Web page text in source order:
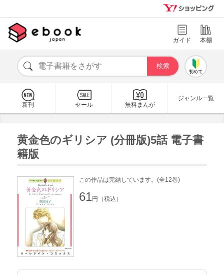
ガイド 本棚
初めて
新刊 セール 無料まんが
ジャンル一覧
黄金色のギリシア (分冊版)5話 電子書
籍版
この作品は完結しています。(全12巻)
61円（税込）